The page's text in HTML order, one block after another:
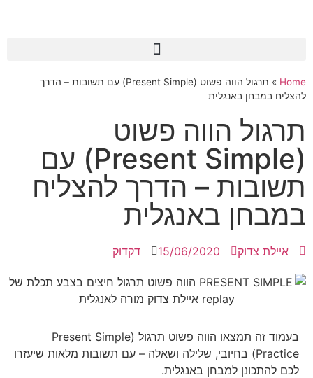
Home
»
תרגול הווה פשוט (Present Simple) עם תשובות – הדרך
להצליח במבחן באנגלית
תרגול הווה פשוט
(Present Simple) עם
תשובות – הדרך להצליח
במבחן באנגלית
איילת צדוק 15/06/2020 דקדוק
בעמוד זה תמצאו הווה פשוט תרגול (Present Simple
Practice) בחיובי, שלילה ושאלה – עם תשובות מלאות שיעזרו
לכם להתכונן למבחן באנגלית.